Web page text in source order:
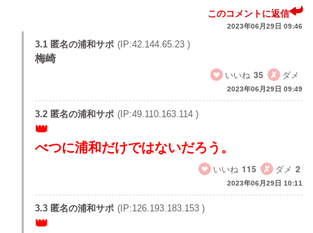
このコメントに返信
2023年06月29日 09:46
3.1 匿名の浦和サポ (IP:42.144.65.23 )
梅崎
いいね 35 ダメ
2023年06月29日 09:49
3.2 匿名の浦和サポ (IP:49.110.163.114 )
べつに浦和だけではないだろう。
いいね 115 ダメ 2
2023年06月29日 10:11
3.3 匿名の浦和サポ (IP:126.193.183.153 )